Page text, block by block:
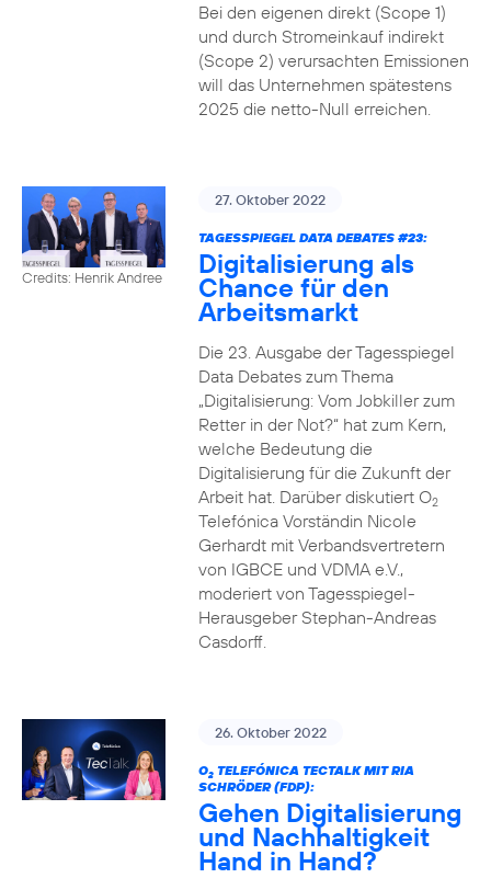
Bei den eigenen direkt (Scope 1)
und durch Stromeinkauf indirekt
(Scope 2) verursachten Emissionen
will das Unternehmen spätestens
2025 die netto-Null erreichen.
Credits: Henrik Andree
27. Oktober 2022
TAGESSPIEGEL DATA DEBATES #23:
Digitalisierung als
Chance für den
Arbeitsmarkt
Die 23. Ausgabe der Tagesspiegel
Data Debates zum Thema
„Digitalisierung: Vom Jobkiller zum
Retter in der Not?“ hat zum Kern,
welche Bedeutung die
Digitalisierung für die Zukunft der
Arbeit hat. Darüber diskutiert O2
Telefónica Vorständin Nicole
Gerhardt mit Verbandsvertretern
von IGBCE und VDMA e.V.,
moderiert von Tagesspiegel-
Herausgeber Stephan-Andreas
Casdorff.
26. Oktober 2022
O2TELEFÓNICA TECTALK MIT RIA
SCHRÖDER (FDP):
Gehen Digitalisierung
und Nachhaltigkeit
Hand in Hand?